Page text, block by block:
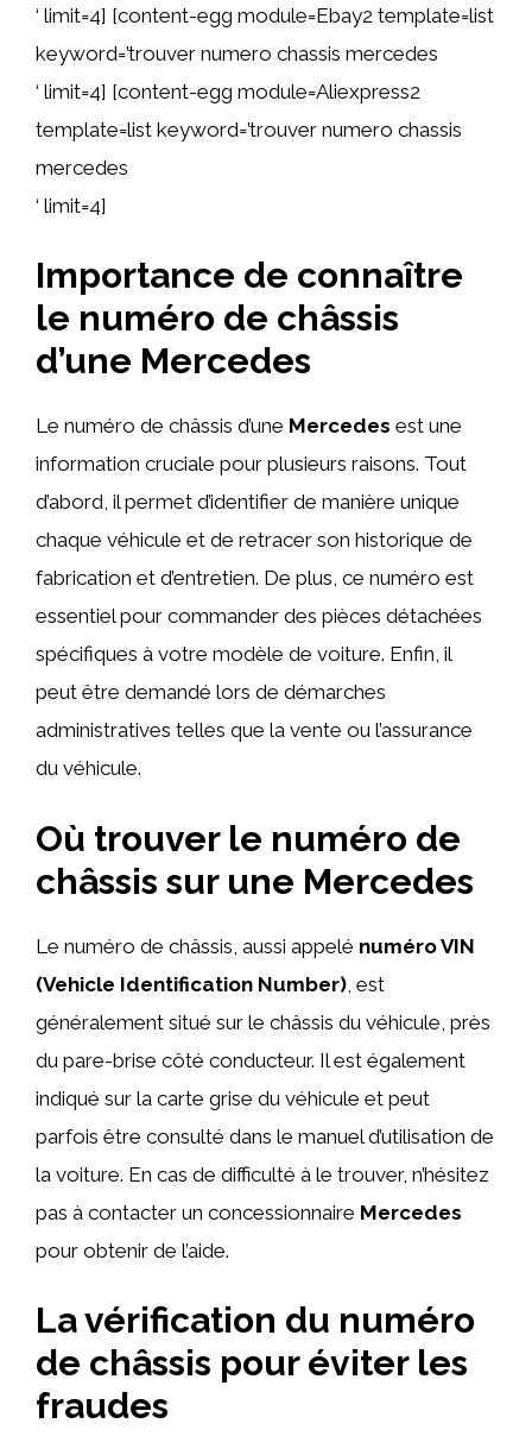
‘ limit=4] [content-egg module=Ebay2 template=list
keyword=’trouver numero chassis mercedes
‘ limit=4] [content-egg module=Aliexpress2
template=list keyword=’trouver numero chassis
mercedes
‘ limit=4]
Importance de connaître
le numéro de châssis
d’une Mercedes
Le numéro de châssis d’une Mercedes est une
information cruciale pour plusieurs raisons. Tout
d’abord, il permet d’identifier de manière unique
chaque véhicule et de retracer son historique de
fabrication et d’entretien. De plus, ce numéro est
essentiel pour commander des pièces détachées
spécifiques à votre modèle de voiture. Enfin, il
peut être demandé lors de démarches
administratives telles que la vente ou l’assurance
du véhicule.
Où trouver le numéro de
châssis sur une Mercedes
Le numéro de châssis, aussi appelé numéro VIN
(Vehicle Identification Number) , est
généralement situé sur le châssis du véhicule, près
du pare-brise côté conducteur. Il est également
indiqué sur la carte grise du véhicule et peut
parfois être consulté dans le manuel d’utilisation de
la voiture. En cas de difficulté à le trouver, n’hésitez
pas à contacter un concessionnaire Mercedes
pour obtenir de l’aide.
La vérification du numéro
de châssis pour éviter les
fraudes